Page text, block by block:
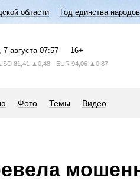
области Год единства
7 августа07:57 16+
81,41 ▲0,48 EUR 94,06 ▲0,87
Фото Темы Видео